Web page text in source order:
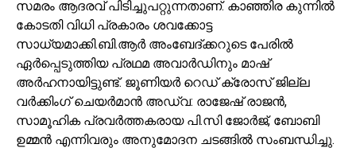
സമരം ആദരവ് പിടിച്ചുപറ്റുന്നതാണ്. കാഞ്ഞിര കുന്നിൽ
കോടതി വിധി പ്രകാരം ശവക്കോട്ട
സാധ്യമാക്കി.ബി.ആർ അംബേദ്ക്കറുടെ പേരിൽ
ഏർപ്പെടുത്തിയ പ്രഥമ അവാർഡിനും മാഷ്
അർഹനായിട്ടുണ്ട്. ജൂണിയർ റെഡ് ക്രോസ് ജില്ല
വർക്കിംഗ്‌ ചെയർമാൻ അഡ്വ: രാജേഷ് രാജൻ,
സാമൂഹിക പ്രവർത്തകരായ പി.സി ജോർജ്, ബോബി
ഉമ്മൻ എന്നിവരും അനുമോദന ചടങ്ങിൽ സംബന്ധിച്ചു.